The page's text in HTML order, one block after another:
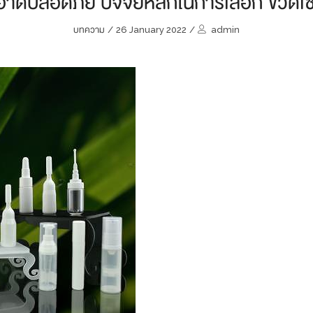
บทความ / 26 January 2022 / admin